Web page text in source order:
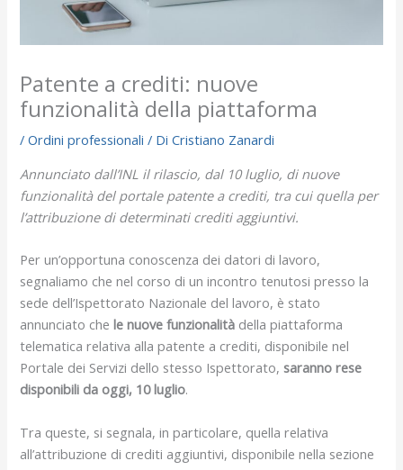
Patente a crediti: nuove
funzionalità della piattaforma
/Ordini professionali / DiCristiano Zanardi
Annunciato dall’INL il rilascio, dal 10 luglio, di nuove
funzionalità del portale patente a crediti, tra cui quella per
l’attribuzione di determinati crediti aggiuntivi.
Per un’opportuna conoscenza dei datori di lavoro,
segnaliamo che nel corso di un incontro tenutosi presso la
sede dell’Ispettorato Nazionale del lavoro, è stato
annunciato chele nuove funzionalità della piattaforma
telematica relativa alla patente a crediti, disponibile nel
Portale dei Servizi dello stesso Ispettorato,saranno rese
disponibili da oggi, 10 luglio.
Tra queste, si segnala, in particolare, quella relativa
all’attribuzione di crediti aggiuntivi, disponibile nella sezione